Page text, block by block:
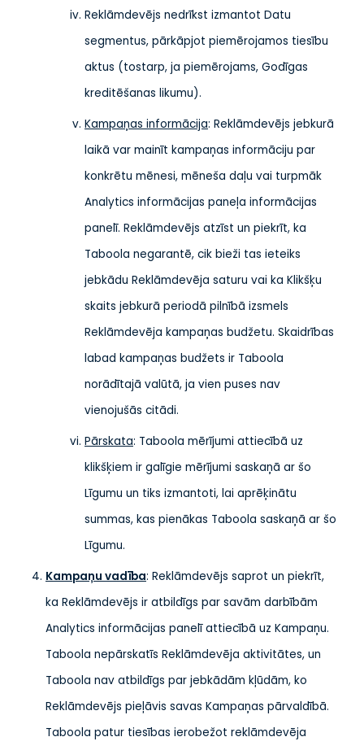
Reklāmdevējs nedrīkst izmantot Datu
segmentus, pārkāpjot piemērojamos tiesību
aktus (tostarp, ja piemērojams, Godīgas
kreditēšanas likumu).
Kampaņas informācija: Reklāmdevējs jebkurā
laikā var mainīt kampaņas informāciju par
konkrētu mēnesi, mēneša daļu vai turpmāk
Analytics informācijas paneļa informācijas
panelī. Reklāmdevējs atzīst un piekrīt, ka
Taboola negarantē, cik bieži tas ieteiks
jebkādu Reklāmdevēja saturu vai ka Klikšķu
skaits jebkurā periodā pilnībā izsmels
Reklāmdevēja kampaņas budžetu. Skaidrības
labad kampaņas budžets ir Taboola
norādītajā valūtā, ja vien puses nav
vienojušās citādi.
Pārskata: Taboola mērījumi attiecībā uz
klikšķiem ir galīgie mērījumi saskaņā ar šo
Līgumu un tiks izmantoti, lai aprēķinātu
summas, kas pienākas Taboola saskaņā ar šo
Līgumu.
Kampaņu vadība: Reklāmdevējs saprot un piekrīt,
ka Reklāmdevējs ir atbildīgs par savām darbībām
Analytics informācijas panelī attiecībā uz Kampaņu.
Taboola nepārskatīs Reklāmdevēja aktivitātes, un
Taboola nav atbildīgs par jebkādām kļūdām, ko
Reklāmdevējs pieļāvis savas Kampaņas pārvaldībā.
Taboola patur tiesības ierobežot reklāmdevēja